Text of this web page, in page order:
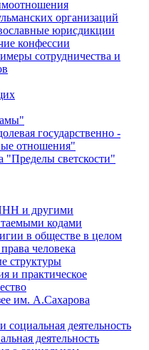
организаций
юрисдикции
конфессии
сотрудничества и
государственно -
отношения"
"Пределы светскости"
и другими
кодами
в обществе в целом
человека
структуры
и практическое
им. А.Сахарова
социальная деятельность
деятельность